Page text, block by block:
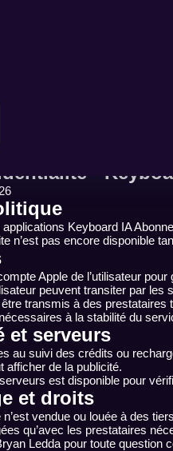
-
Keyboard IA
n’est pas encore disponible
Apple de l’utilisateur
peuvent transiter par
transmis à des
à la stabilité du
et serveurs
au suivi des crédits ou
afficher de la publicité.
est disponible pour
et droits
vendue ou louée à des
qu’avec les prestataires
Ledda pour toute